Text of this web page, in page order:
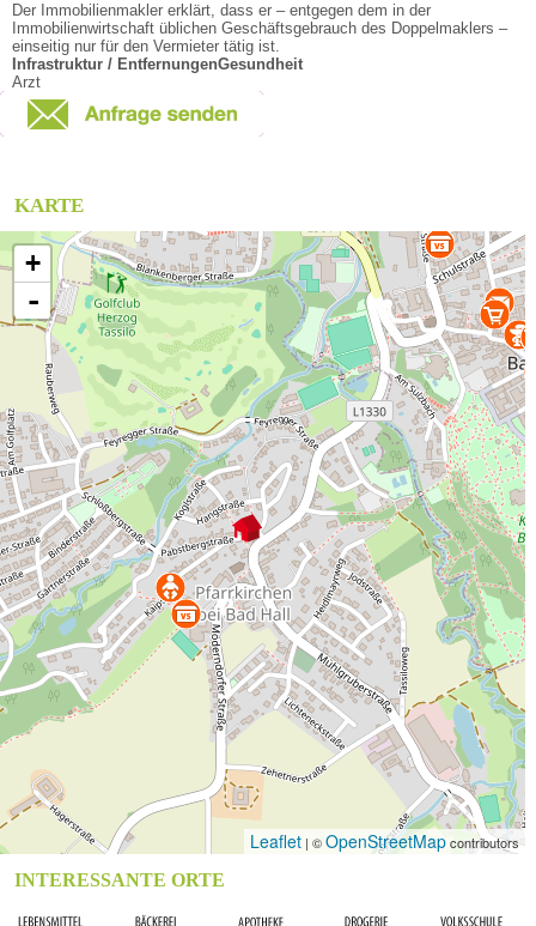
Der Immobilienmakler erklärt, dass er – entgegen dem in der
Immobilienwirtschaft üblichen Geschäftsgebrauch des Doppelmaklers –
einseitig nur für den Vermieter tätig ist.
Infrastruktur / EntfernungenGesundheit
Arzt
KARTE
+
-
Leaflet | ©OpenStreetMapcontributors
INTERESSANTE ORTE